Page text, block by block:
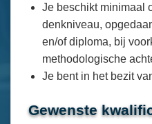
Je beschikt minimaal
denkniveau,
en/of diploma, bij
methodologische
Je bent in het bezit
Gewenste